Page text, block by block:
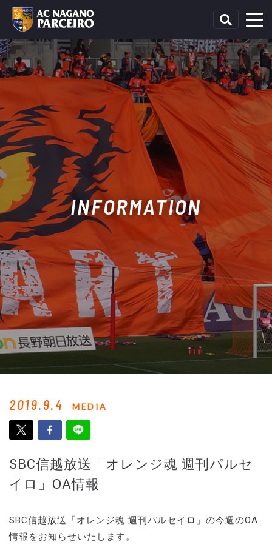
INFORMATION
2019.9.4 MEDIA
SBC信越放送「オレンジ魂 週刊パルセ
イロ」OA情報
SBC信越放送「オレンジ魂 週刊パルセイロ」の今週のOA
情報をお知らせいたします。